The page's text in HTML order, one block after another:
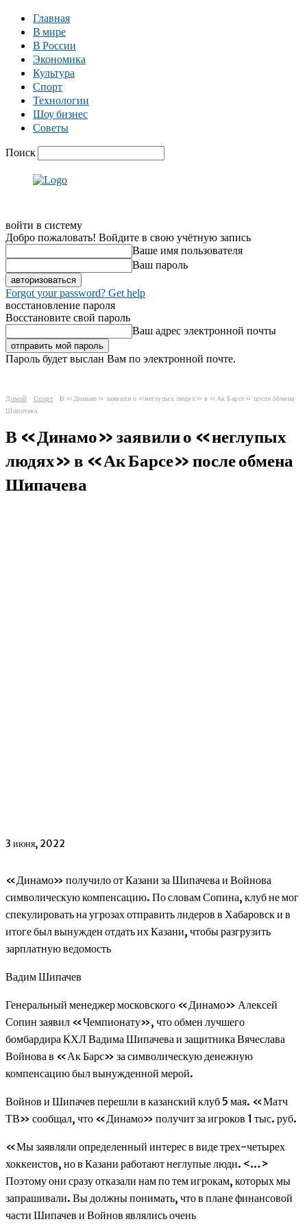
Главная
В мире
В России
Экономика
Культура
Спорт
Технологии
Шоу бизнес
Советы
Поиск
войти в систему
Добро пожаловать! Войдите в свою учётную запись
Ваше имя пользователя
Ваш пароль
Forgot your password? Get help
восстановление пароля
Восстановите свой пароль
Ваш адрес электронной почты
Пароль будет выслан Вам по электронной почте.
Домой Спорт
В «Динамо» заявили о «неглупых людях» в «Ак Барсе» после обмена
Шипачева
В «Динамо» заявили о «неглупых
людях» в «Ак Барсе» после обмена
Шипачева
3 июня, 2022
«Динамо» получило от Казани за Шипачева и Войнова
символическую компенсацию. По словам Сопина, клуб не мог
спекулировать на угрозах отправить лидеров в Хабаровск и в
итоге был вынужден отдать их Казани, чтобы разгрузить
зарплатную ведомость
Вадим Шипачев
Генеральный менеджер московского «Динамо» Алексей
Сопин заявил «Чемпионату», что обмен лучшего
бомбардира КХЛ Вадима Шипачева и защитника Вячеслава
Войнова в «Ак Барс» за символическую денежную
компенсацию был вынужденной мерой.
Войнов и Шипачев перешли в казанский клуб 5 мая. «Матч
ТВ» сообщал, что «Динамо» получит за игроков 1 тыс. руб.
«Мы заявляли определенный интерес в виде трех-четырех
хоккеистов, но в Казани работают неглупые люди. <…>
Поэтому они сразу отказали нам по тем игрокам, которых мы
запрашивали. Вы должны понимать, что в плане финансовой
части Шипачев и Войнов являлись очень